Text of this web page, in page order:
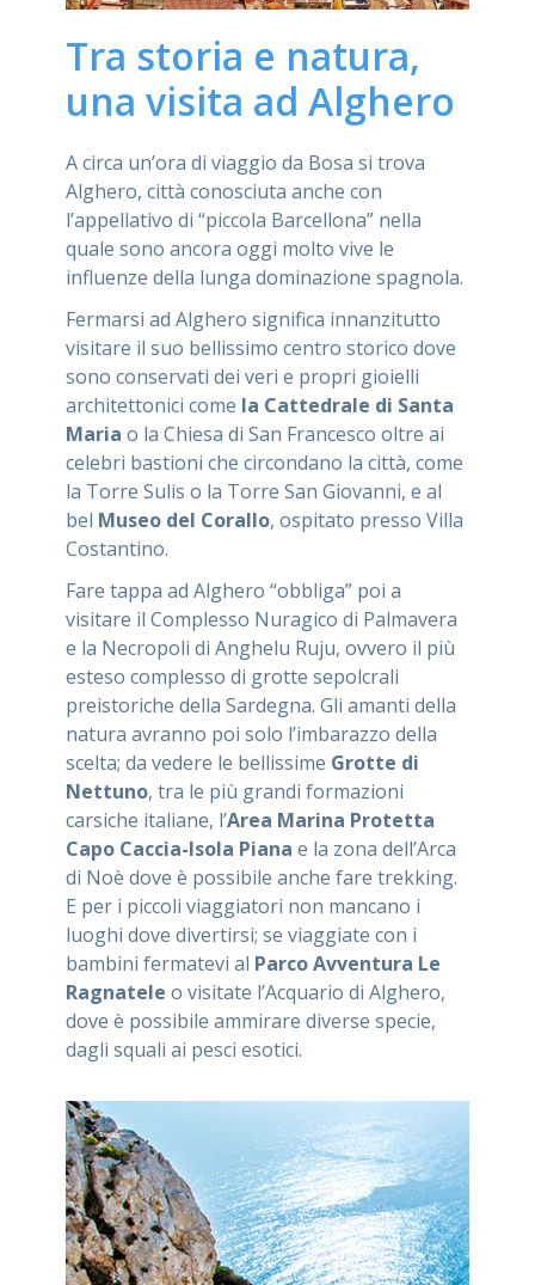
Tra storia e natura,
una visita ad Alghero
A circa un’ora di viaggio da Bosa si trova
Alghero, città conosciuta anche con
l’appellativo di “piccola Barcellona” nella
quale sono ancora oggi molto vive le
influenze della lunga dominazione spagnola.
Fermarsi ad Alghero significa innanzitutto
visitare il suo bellissimo centro storico dove
sono conservati dei veri e propri gioielli
architettonici come la Cattedrale di Santa
Maria o la Chiesa di San Francesco oltre ai
celebri bastioni che circondano la città, come
la Torre Sulis o la Torre San Giovanni, e al
bel Museo del Corallo, ospitato presso Villa
Costantino.
Fare tappa ad Alghero “obbliga” poi a
visitare il Complesso Nuragico di Palmavera
e la Necropoli di Anghelu Ruju, ovvero il più
esteso complesso di grotte sepolcrali
preistoriche della Sardegna. Gli amanti della
natura avranno poi solo l’imbarazzo della
scelta; da vedere le bellissime Grotte di
Nettuno, tra le più grandi formazioni
carsiche italiane, l’Area Marina Protetta
Capo Caccia-Isola Piana e la zona dell’Arca
di Noè dove è possibile anche fare trekking.
E per i piccoli viaggiatori non mancano i
luoghi dove divertirsi; se viaggiate con i
bambini fermatevi al Parco Avventura Le
Ragnatele o visitate l’Acquario di Alghero,
dove è possibile ammirare diverse specie,
dagli squali ai pesci esotici.